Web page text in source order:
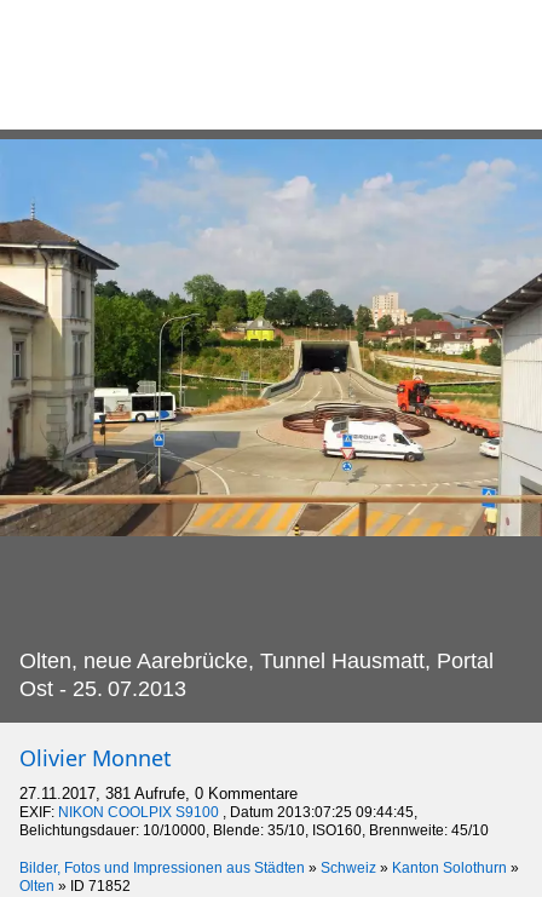
Olten, neue Aarebrücke, Tunnel Hausmatt, Portal
Ost - 25. 07.2013
Olivier Monnet
27.11.2017, 381 Aufrufe, 0 Kommentare
EXIF: NIKON COOLPIX S9100 , Datum 2013:07:25 09:44:45,
Belichtungsdauer: 10/10000, Blende: 35/10, ISO160, Brennweite: 45/10
Bilder, Fotos und Impressionen aus Städten » Schweiz » Kanton Solothurn »
Olten » ID 71852